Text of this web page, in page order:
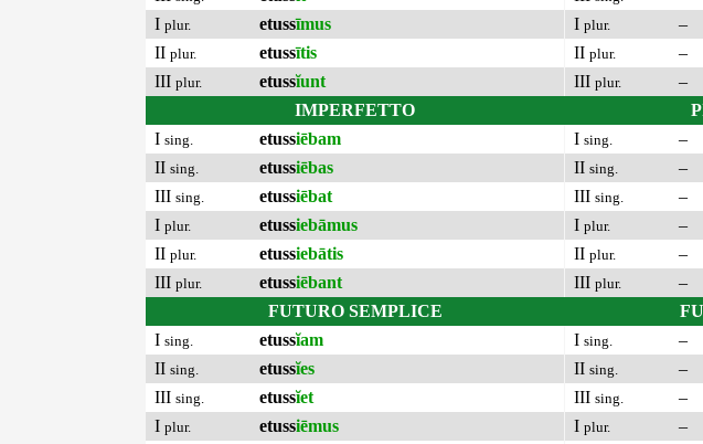
I plur. etussīmus
II plur. etussītis
III plur. etussĭunt
IMPERFETTO
I sing. etussiēbam
II sing. etussiēbas
III sing. etussiēbat
I plur. etussiebāmus
II plur. etussiebātis
III plur. etussiēbant
FUTURO SEMPLICE
I sing. etussĭam
II sing. etussĭes
III sing. etussĭet
I plur. etussiēmus
I plur.
–
II plur.
–
III plur.
–
I sing.
–
II sing.
–
III sing.
–
I plur.
–
II plur.
–
III plur.
–
I sing.
–
II sing.
–
III sing.
–
I plur.
–